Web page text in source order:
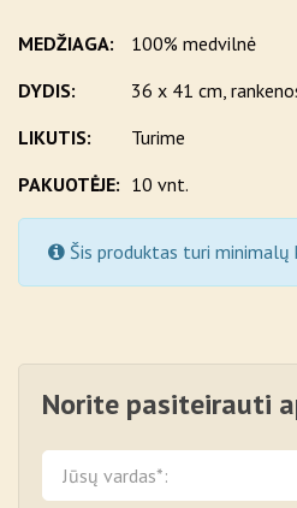
MEDŽIAGA:
100% medvilnė
DYDIS:
36 x 41 cm,
LIKUTIS:
Turime
PAKUOTĖJE: 10 vnt.
Šis produktas turi minimalų
Norite pasiteirauti